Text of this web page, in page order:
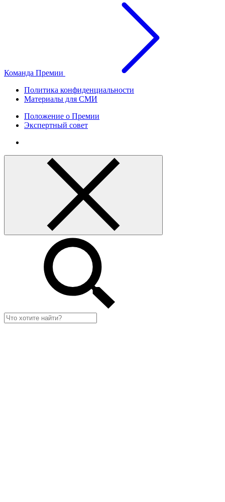
Команда Премии
Политика конфиденциальности
Материалы для СМИ
Положение о Премии
Экспертный совет